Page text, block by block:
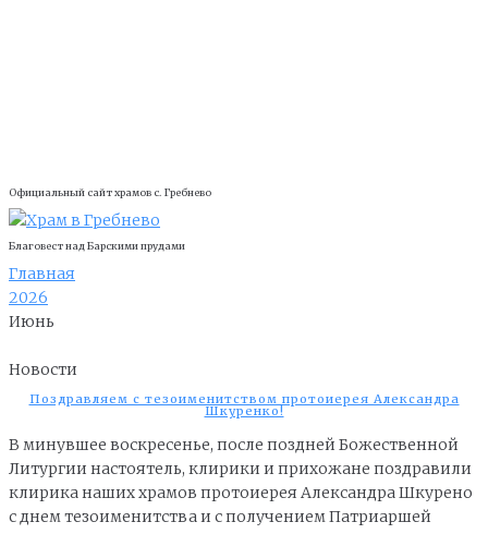
Официальный сайт храмов с. Гребнево
Благовест над Барскими прудами
Главная
2026
Июнь
Новости
Поздравляем с тезоименитством протоиерея Александра
Шкуренко!
В минувшее воскресенье, после поздней Божественной
Литургии настоятель, клирики и прихожане поздравили
клирика наших храмов протоиерея Александра Шкурено
с днем тезоименитства и с получением Патриаршей